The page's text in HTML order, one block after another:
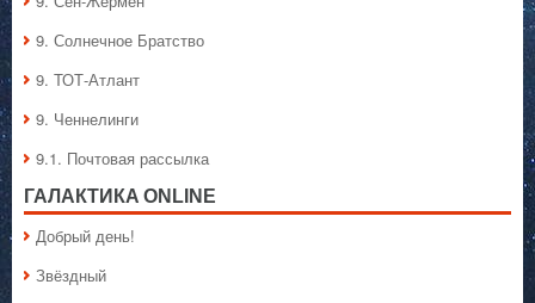
9. Солнечное Братство
9. ТОТ-Атлант
9. Ченнелинги
9.1. Почтовая рассылка
ГАЛАКТИКA ONLINE
Добрый день!
Звёздный